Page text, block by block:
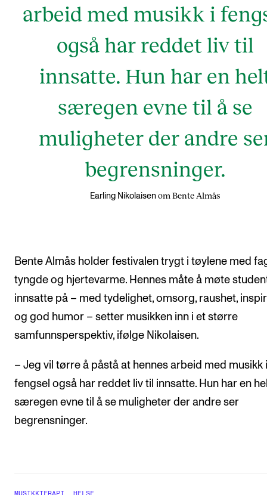
arbeid med musikk i
også har reddet liv til
innsatte. Hun har en
særegen evne til å se
muligheter der andre
begrensninger.
Earling Nikolaisen om Bente Almås
Bente Almås holder festivalen trygt i tøylene med
tyngde og hjertevarme. Hennes måte å møte
innsatte på – med tydelighet, omsorg, raushet,
og god humor – setter musikken inn i et større
samfunnsperspektiv, ifølge Nikolaisen.
– Jeg vil tørre å påstå at hennes arbeid med musikk i
fengsel også har reddet liv til innsatte. Hun har en
særegen evne til å se muligheter der andre ser
begrensninger.
MUSIKKTERAPI HELSE